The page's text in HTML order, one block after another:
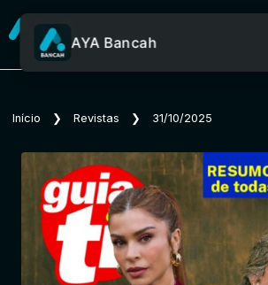
Sobre o Aya
AYA Bancah
Início ❯ Revistas ❯ 31/10/2025